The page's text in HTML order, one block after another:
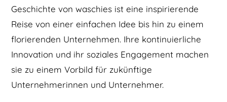
Geschichte von waschies ist eine inspirierende
Reise von einer einfachen Idee bis hin zu einem
florierenden Unternehmen. Ihre kontinuierliche
Innovation und ihr soziales Engagement machen
sie zu einem Vorbild für zukünftige
Unternehmerinnen und Unternehmer.